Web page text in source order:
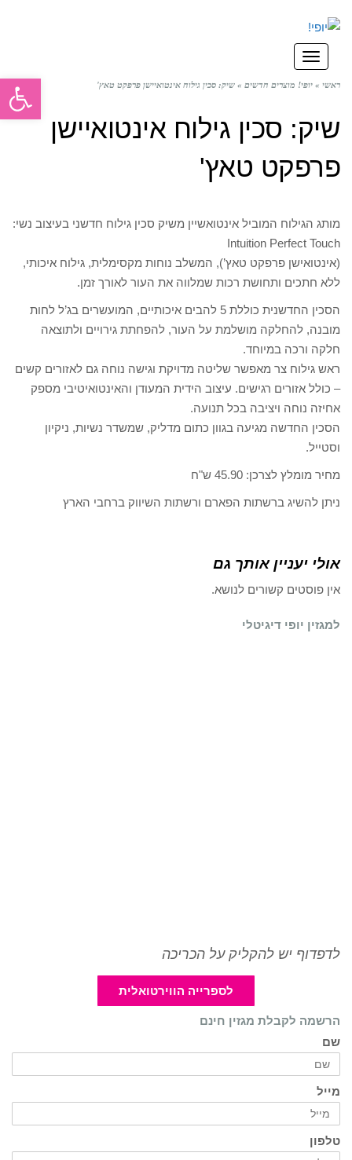
תפריט
ראשי » יופי! מוצרים חדשים » שיק: סכין גילוח אינטואיישן פרפקט טאץ'
שיק: סכין גילוח אינטואיישן
פרפקט טאץ'
מותג הגילוח המוביל אינטואשיין משיק סכין גילוח חדשני בעיצוב נשי:
Intuition Perfect Touch
(אינטואישן פרפקט טאץ’), המשלב נוחות מקסימלית, גילוח איכותי,
ללא חתכים ותחושת רכות שמלווה את העור לאורך זמן.
הסכין החדשנית כוללת 5 להבים איכותיים, המועשרים בג’ל לחות
מובנה, להחלקה מושלמת על העור, להפחתת גירויים ולתוצאה
חלקה ורכה במיוחד.
ראש גילוח צר מאפשר שליטה מדויקת וגישה נוחה גם לאזורים קשים
– כולל אזורים רגישים. עיצוב הידית המעודן והאינטואיטיבי מספק
אחיזה נוחה ויציבה בכל תנועה.
הסכין החדשה מגיעה בגוון כתום מדליק, שמשדר נשיות, ניקיון
וסטייל.
מחיר מומלץ לצרכן: 45.90 ש"ח
ניתן להשיג ברשתות הפארם ורשתות השיווק ברחבי הארץ
אולי יעניין אותך גם
אין פוסטים קשורים לנושא.
למגזין יופי דיגיטלי
לדפדוף יש להקליק על הכריכה
לספרייה הווירטואלית
הרשמה לקבלת מגזין חינם
שם
מייל
טלפון
פתח